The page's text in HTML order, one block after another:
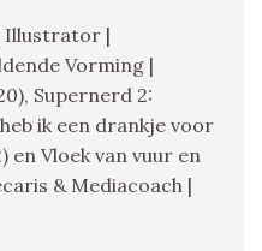
Illustrator |
Vorming |
Supernerd 2:
ik een drankje voor
en Vloek van vuur en
& Mediacoach |